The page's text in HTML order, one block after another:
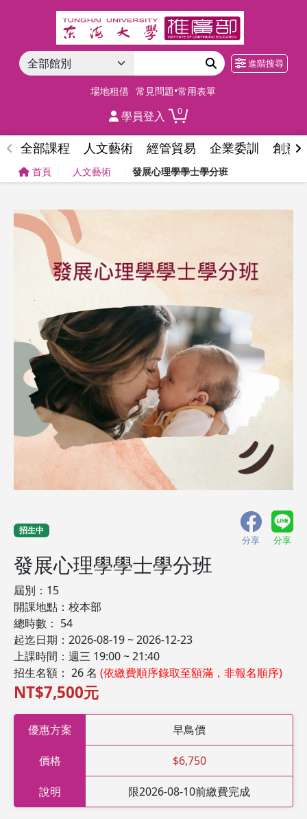
進階搜尋
場地租借 常見問題•常用表單
學員登入 0
全部課程 人文藝術 經管貿易 企業委訓 創意
首頁 人文藝術 發展心理學學士學分班
招生中
分享 分享
發展心理學學士學分班
屆別：15
開課地點：校本部
總時數： 54
起迄日期：2026-08-19 ~ 2026-12-23
上課時間：週三 19:00 ~ 21:40
招生名額： 26 名 (依繳費順序錄取至額滿，非報名順序)
NT$7,500元
優惠方案 早鳥價
價格 $6,750
說明 限2026-08-10前繳費完成